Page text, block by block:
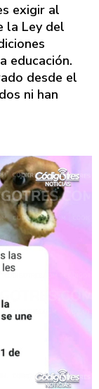
exigir al
la Ley del
educación.
desde el
ni han